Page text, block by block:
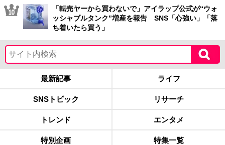
「転売ヤーから買わないで」アイラップ公式が“ウォ
ッシャブルタンク”増産を報告 SNS「心強い」「落
ち着いたら買う」
最新記事 ライフ
SNSトピック リサーチ
トレンド エンタメ
特別企画 特集一覧